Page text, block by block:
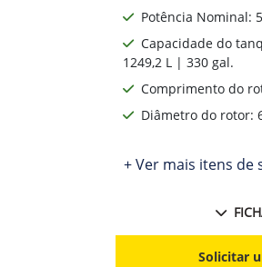
Potência Nominal:
Capacidade do
1249,2 L | 330 gal.
Comprimento do
Diâmetro do rotor:
+ Ver mais itens de
Solicitar